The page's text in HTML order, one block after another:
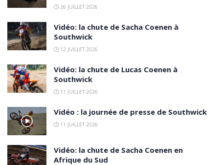
26 JUILLET 2026
Vidéo: la chute de Sacha Coenen à
Southwick
12 JUILLET 2026
Vidéo: la chute de Lucas Coenen à
Southwick
11 JUILLET 2026
Vidéo : la journée de presse de Southwick
11 JUILLET 2026
Vidéo: la chute de Sacha Coenen en
Afrique du Sud